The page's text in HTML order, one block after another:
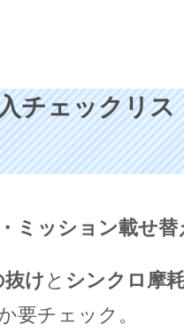
チェックリス
ミッション載せ替
け と シンクロ摩
チェック。